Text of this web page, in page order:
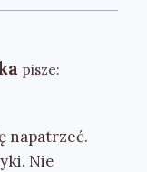
pisze:
napatrzeć.
Nie